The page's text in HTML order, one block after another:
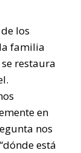
los
familia
restaura
en
nos
está